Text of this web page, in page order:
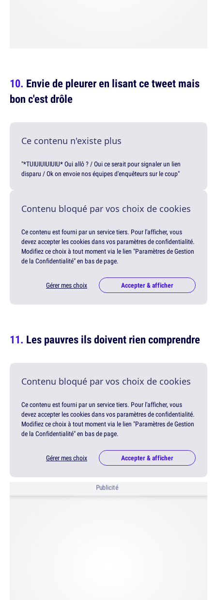
Envie de pleurer en lisant ce tweet mais
bon c'est drôle
Ce contenu n'existe plus
"*TUIUIUIUIUIU* Oui allô ? / Oui ce serait pour signaler un lien
disparu / Ok on envoie nos équipes d'enquêteurs sur le coup"
Contenu bloqué par vos choix de cookies
Ce contenu est fourni par un service tiers. Pour l'afficher, vous
devez accepter les cookies dans vos paramètres de confidentialité.
Modifiez ce choix à tout moment via le lien "Paramètres de Gestion
de la Confidentialité" en bas de page.
Gérer mes choix Accepter & afficher
Les pauvres ils doivent rien comprendre
Contenu bloqué par vos choix de cookies
Ce contenu est fourni par un service tiers. Pour l'afficher, vous
devez accepter les cookies dans vos paramètres de confidentialité.
Modifiez ce choix à tout moment via le lien "Paramètres de Gestion
de la Confidentialité" en bas de page.
Gérer mes choix Accepter & afficher
Publicité